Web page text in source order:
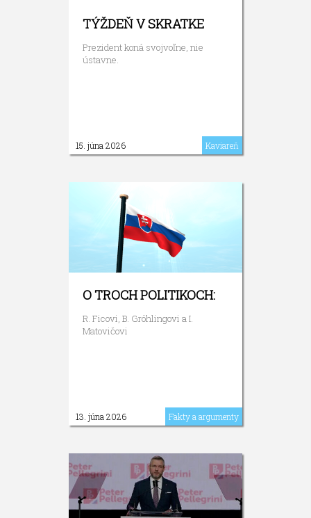
TÝŽDEŇ V SKRATKE
Prezident koná svojvoľne, nie
ústavne.
15. júna 2026 Kaviareň
O TROCH POLITIKOCH:
R. Ficovi, B. Gröhlingovi a I.
Matovičovi
13. júna 2026 Fakty a argumenty